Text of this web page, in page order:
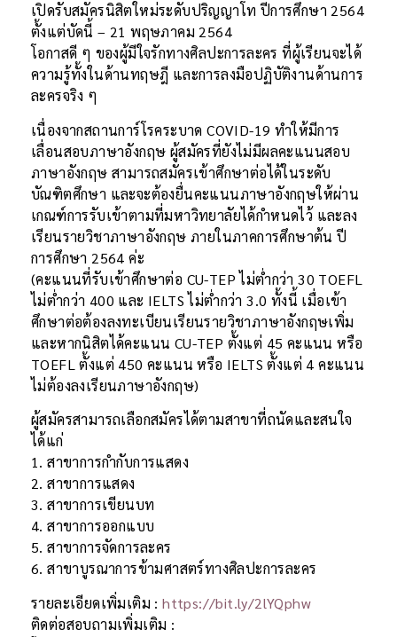
เปิดรับสมัครนิสิตใหม่ระดับปริญญาโท ปีการศึกษา 2564
ตั้งแต่บัดนี้ – 21 พฤษภาคม 2564
โอกาสดี ๆ ของผู้มีใจรักทางศิลปะการละคร ที่ผู้เรียนจะได้
ความรู้ทั้งในด้านทฤษฎี และการลงมือปฏิบัติงานด้านการ
ละครจริง ๆ
เนื่องจากสถานการ์โรคระบาด COVID-19 ทำให้มีการ
เลื่อนสอบภาษาอังกฤษ ผู้สมัครที่ยังไม่มีผลคะแนนสอบ
ภาษาอังกฤษ สามารถสมัครเข้าศึกษาต่อได้ในระดับ
บัณฑิตศึกษา และจะต้องยื่นคะแนนภาษาอังกฤษให้ผ่าน
เกณฑ์การรับเข้าตามที่มหาวิทยาลัยได้กำหนดไว้ และลง
เรียนรายวิชาภาษาอังกฤษ ภายในภาคการศึกษาต้น ปี
การศึกษา 2564 ค่ะ
(คะแนนที่รับเข้าศึกษาต่อ CU-TEP ไม่ต่ำกว่า 30 TOEFL
ไม่ต่ำกว่า 400 และ IELTS ไม่ต่ำกว่า 3.0 ทั้งนี้ เมื่อเข้า
ศึกษาต่อต้องลงทะเบียนเรียนรายวิชาภาษาอังกฤษเพิ่ม
และหากนิสิตได้คะแนน CU-TEP ตั้งแต่ 45 คะแนน หรือ
TOEFL ตั้งแต่ 450 คะแนน หรือ IELTS ตั้งแต่ 4 คะแนน
ไม่ต้องลงเรียนภาษาอังกฤษ)
ผู้สมัครสามารถเลือกสมัครได้ตามสาขาที่ถนัดและสนใจ
ได้แก่
1. สาขาการกำกับการแสดง
2. สาขาการแสดง
3. สาขาการเขียนบท
4. สาขาการออกแบบ
5. สาขาการจัดการละคร
6. สาขาบูรณาการข้ามศาสตร์ทางศิลปะการละคร
รายละเอียดเพิ่มเติม :https://bit.ly/2lYQphw
ติดต่อสอบถามเพิ่มเติม :